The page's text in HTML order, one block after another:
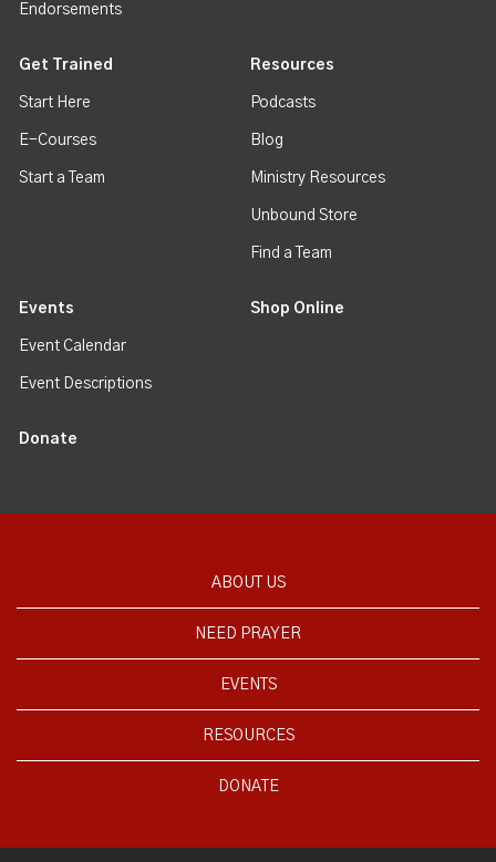
Endorsements
Get Trained
Start Here
E-Courses
Start a Team
Resources
Podcasts
Blog
Ministry Resources
Unbound Store
Find a Team
Events
Event Calendar
Event Descriptions
Shop Online
Donate
ABOUT US
NEED PRAYER
EVENTS
RESOURCES
DONATE